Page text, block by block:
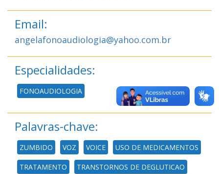
Email:
angelafonoaudiologia@yahoo.com.br
Especialidades:
FONOAUDIOLOGIA
Palavras-chave:
ZUMBIDO VOZ VOICE USO DE MEDICAMENTOS
TRATAMENTO TRANSTORNOS DE DEGLUTICAO